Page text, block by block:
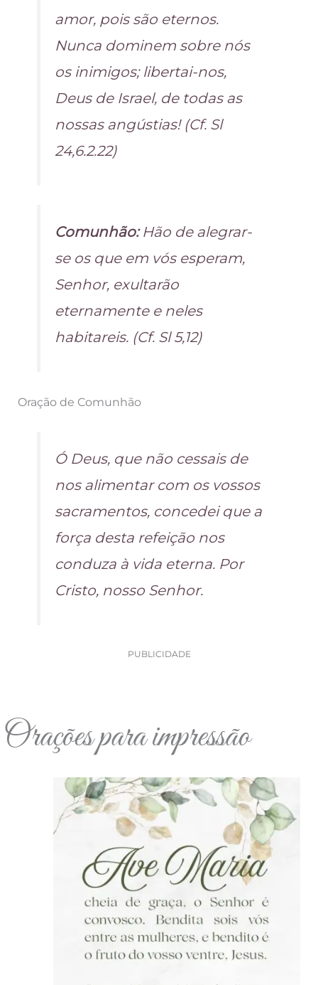
amor, pois são eternos.
Nunca dominem sobre nós
os inimigos; libertai-nos,
Deus de Israel, de todas as
nossas angústias! (Cf. Sl
24,6.2.22)
Comunhão:Hão de alegrar-
se os que em vós esperam,
Senhor, exultarão
eternamente e neles
habitareis. (Cf. Sl 5,12)
Oração de Comunhão
Ó Deus, que não cessais de
nos alimentar com os vossos
sacramentos, concedei que a
força desta refeição nos
conduza à vida eterna. Por
Cristo, nosso Senhor.
PUBLICIDADE
Orações para impressão